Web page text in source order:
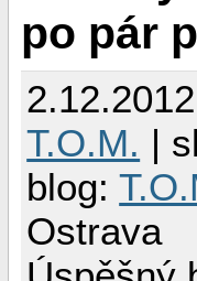
po pár
T.O.M. |
blog:
Ostrava